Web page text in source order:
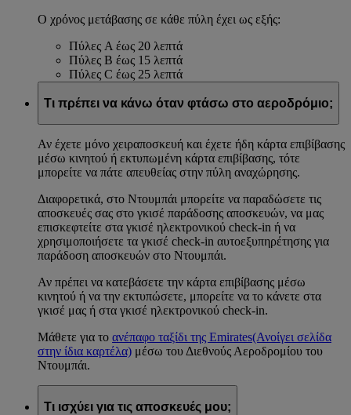
Ο χρόνος μετάβασης σε κάθε πύλη έχει ως εξής:
Πύλες A έως 20 λεπτά
Πύλες B έως 15 λεπτά
Πύλες C έως 25 λεπτά
Τι πρέπει να κάνω όταν φτάσω στο αεροδρόμιο;
Αν έχετε μόνο χειραποσκευή και έχετε ήδη κάρτα επιβίβασης
μέσω κινητού ή εκτυπωμένη κάρτα επιβίβασης, τότε
μπορείτε να πάτε απευθείας στην πύλη αναχώρησης.
Διαφορετικά, στο Ντουμπάι μπορείτε να παραδώσετε τις
αποσκευές σας στο γκισέ παράδοσης αποσκευών, να μας
επισκεφτείτε στα γκισέ ηλεκτρονικού check-in ή να
χρησιμοποιήσετε τα γκισέ check-in αυτοεξυπηρέτησης για
παράδοση αποσκευών στο Ντουμπάι.
Αν πρέπει να κατεβάσετε την κάρτα επιβίβασης μέσω
κινητού ή να την εκτυπώσετε, μπορείτε να το κάνετε στα
γκισέ μας ή στα γκισέ ηλεκτρονικού check-in.
Μάθετε για το ανέπαφο ταξίδι της Emirates(Ανοίγει σελίδα
στην ίδια καρτέλα) μέσω του Διεθνούς Αεροδρομίου του
Ντουμπάι.
Τι ισχύει για τις αποσκευές μου;